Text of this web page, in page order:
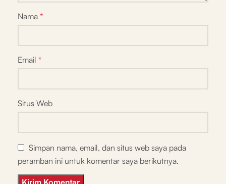
Nama *
Email *
Situs Web
Simpan nama, email, dan situs web saya pada
peramban ini untuk komentar saya berikutnya.